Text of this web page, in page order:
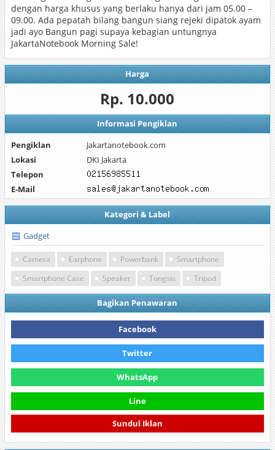
dengan harga khusus yang berlaku hanya dari jam 05.00 –
09.00. Ada pepatah bilang bangun siang rejeki dipatok ayam
jadi ayo Bangun pagi supaya kebagian untungnya
JakartaNotebook Morning Sale!
Harga
Rp. 10.000
Informasi Pengiklan
Pengiklan
Jakartanotebook.com
Lokasi
DKI Jakarta
Telepon
E-Mail
Kategori & Label
Gadget
Camera Earphone Powerbank
Smartphone
Smartphone Case
Speaker Tongsis Tripod
Bagikan Penawaran
Facebook
Twitter
WhatsApp
Line
Sundul Iklan